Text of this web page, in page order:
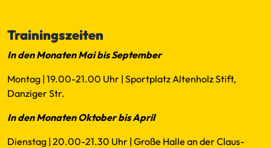
Trainingszeiten
In den Monaten Mai bis September
Montag | 19.00-21.00 Uhr | Sportplatz Altenholz Stift,
Danziger Str.
In den Monaten Oktober bis April
Dienstag | 20.00-21.30 Uhr | Große Halle an der Claus-